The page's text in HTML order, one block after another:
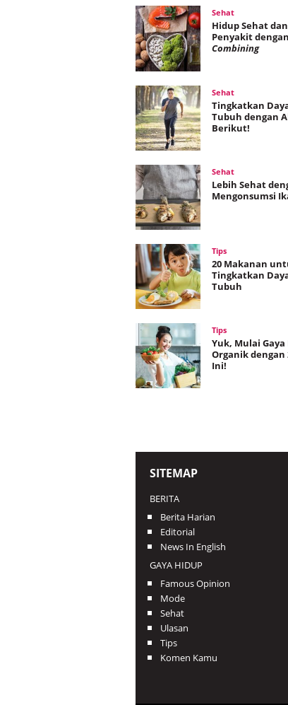
Sehat
Hidup Sehat
Penyakit dengan
Combining
Sehat
Tingkatkan
Tubuh dengan
Berikut!
Sehat
Lebih Sehat
Mengonsumsi
Tips
20 Makanan
Tingkatkan
Tubuh
Tips
Yuk, Mulai
Organik dengan
Ini!
SITEMAP
BERITA
Berita Harian
Editorial
News In English
GAYA HIDUP
Famous Opinion
Mode
Sehat
Ulasan
Tips
Komen Kamu